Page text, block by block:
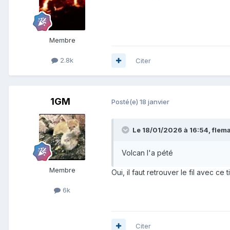
Membre
2.8k Citer
1GM
Membre
6k
Posté(e) 18 janvier
Le 18/01/2026 à 16:54,
Volcan l'a pété
Oui, il faut retrouver le fil avec ce
Citer